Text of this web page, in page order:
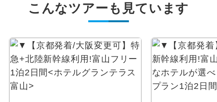
こんなツアーも見ています